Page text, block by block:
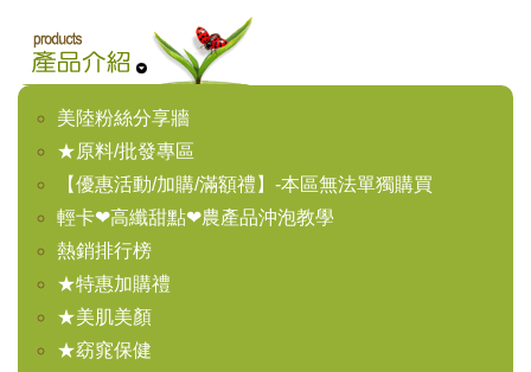
美陸粉絲分享牆
★原料/批發專區
【優惠活動/加購/滿額禮】-本區無法單獨購買
輕卡❤高纖甜點❤農產品沖泡教學
熱銷排行榜
★特惠加購禮
★美肌美顏
★窈窕保健